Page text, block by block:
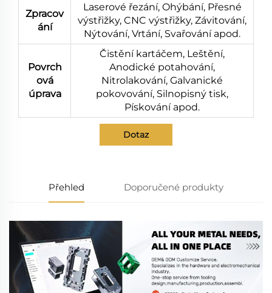
Zpracov
ání
Laserové řezání, Ohýbání, Přesné
výstřižky, CNC výstřižky, Závitování,
Nýtování, Vrtání, Svařování apod.
Povrch
ová
úprava
Čistění kartáčem, Leštění,
Anodické potahování,
Nitrolakování, Galvanické
pokovování, Silnopisný tisk,
Pískování apod.
Dotaz
Přehled Doporučené produkty